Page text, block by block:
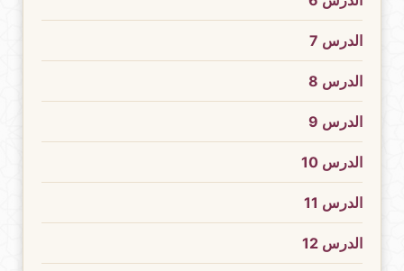
الدرس 7
الدرس 8
الدرس 9
الدرس 10
الدرس 11
الدرس 12